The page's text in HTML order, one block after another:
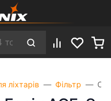
ліхтарів Фільтр